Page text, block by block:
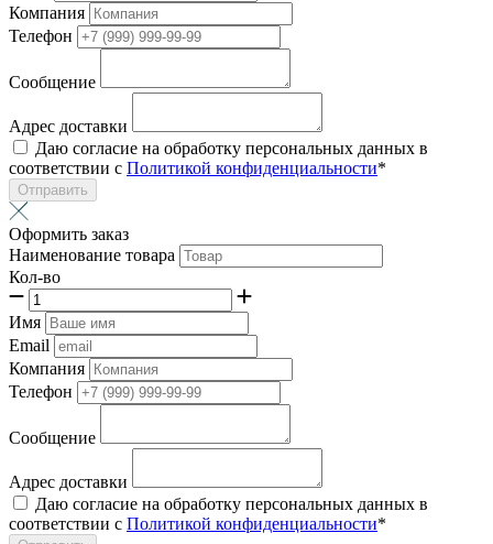
Компания
Телефон
Сообщение
Адрес доставки
Даю согласие на обработку персональных данных в
соответствии с Политикой конфиденциальности*
Отправить
Оформить заказ
Наименование товара
Кол-во
Имя
Email
Компания
Телефон
Сообщение
Адрес доставки
Даю согласие на обработку персональных данных в
соответствии с Политикой конфиденциальности*